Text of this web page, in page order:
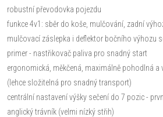
robustní převodovka pojezdu
funkce 4v1: sběr do koše, mulčování, zadní
mulčovací záslepka i deflektor bočního výhozu
primer - nastřikovač paliva pro snadný start
ergonomická, měkčená, maximálně pohodlná a
(lehce složitelná pro snadný transport)
centrální nastavení výšky sečení do 7 pozic -
anglický trávník (velmi nízký střih)